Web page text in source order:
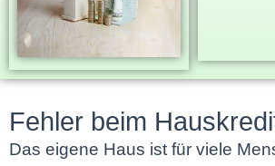
Fehler beim
Das eigene Haus ist für viele